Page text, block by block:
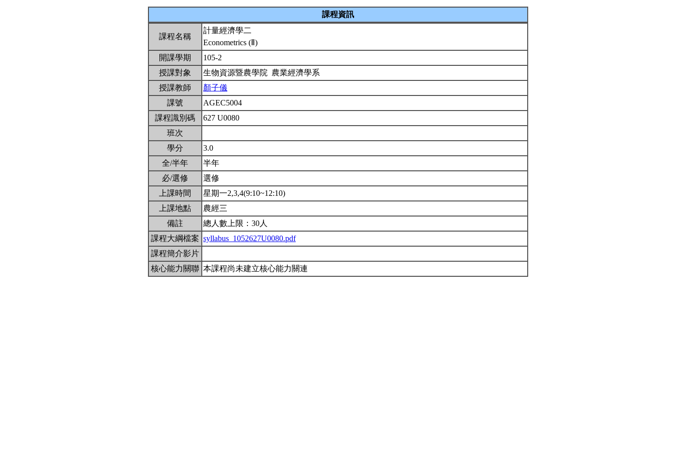
課程資訊
課程名稱
計量經濟學二
Econometrics (Ⅱ)
開課學期
105-2
授課對象
生物資源暨農學院 農業經濟學系
授課教師
顏子儀
課號
AGEC5004
課程識別碼
627 U0080
班次
學分
3.0
全/半年
半年
必/選修
選修
上課時間
星期一2,3,4(9:10~12:10)
上課地點
農經三
備註
總人數上限：30人
課程大綱檔案 syllabus_1052627U0080.pdf
課程簡介影片
核心能力關聯 本課程尚未建立核心能力關連